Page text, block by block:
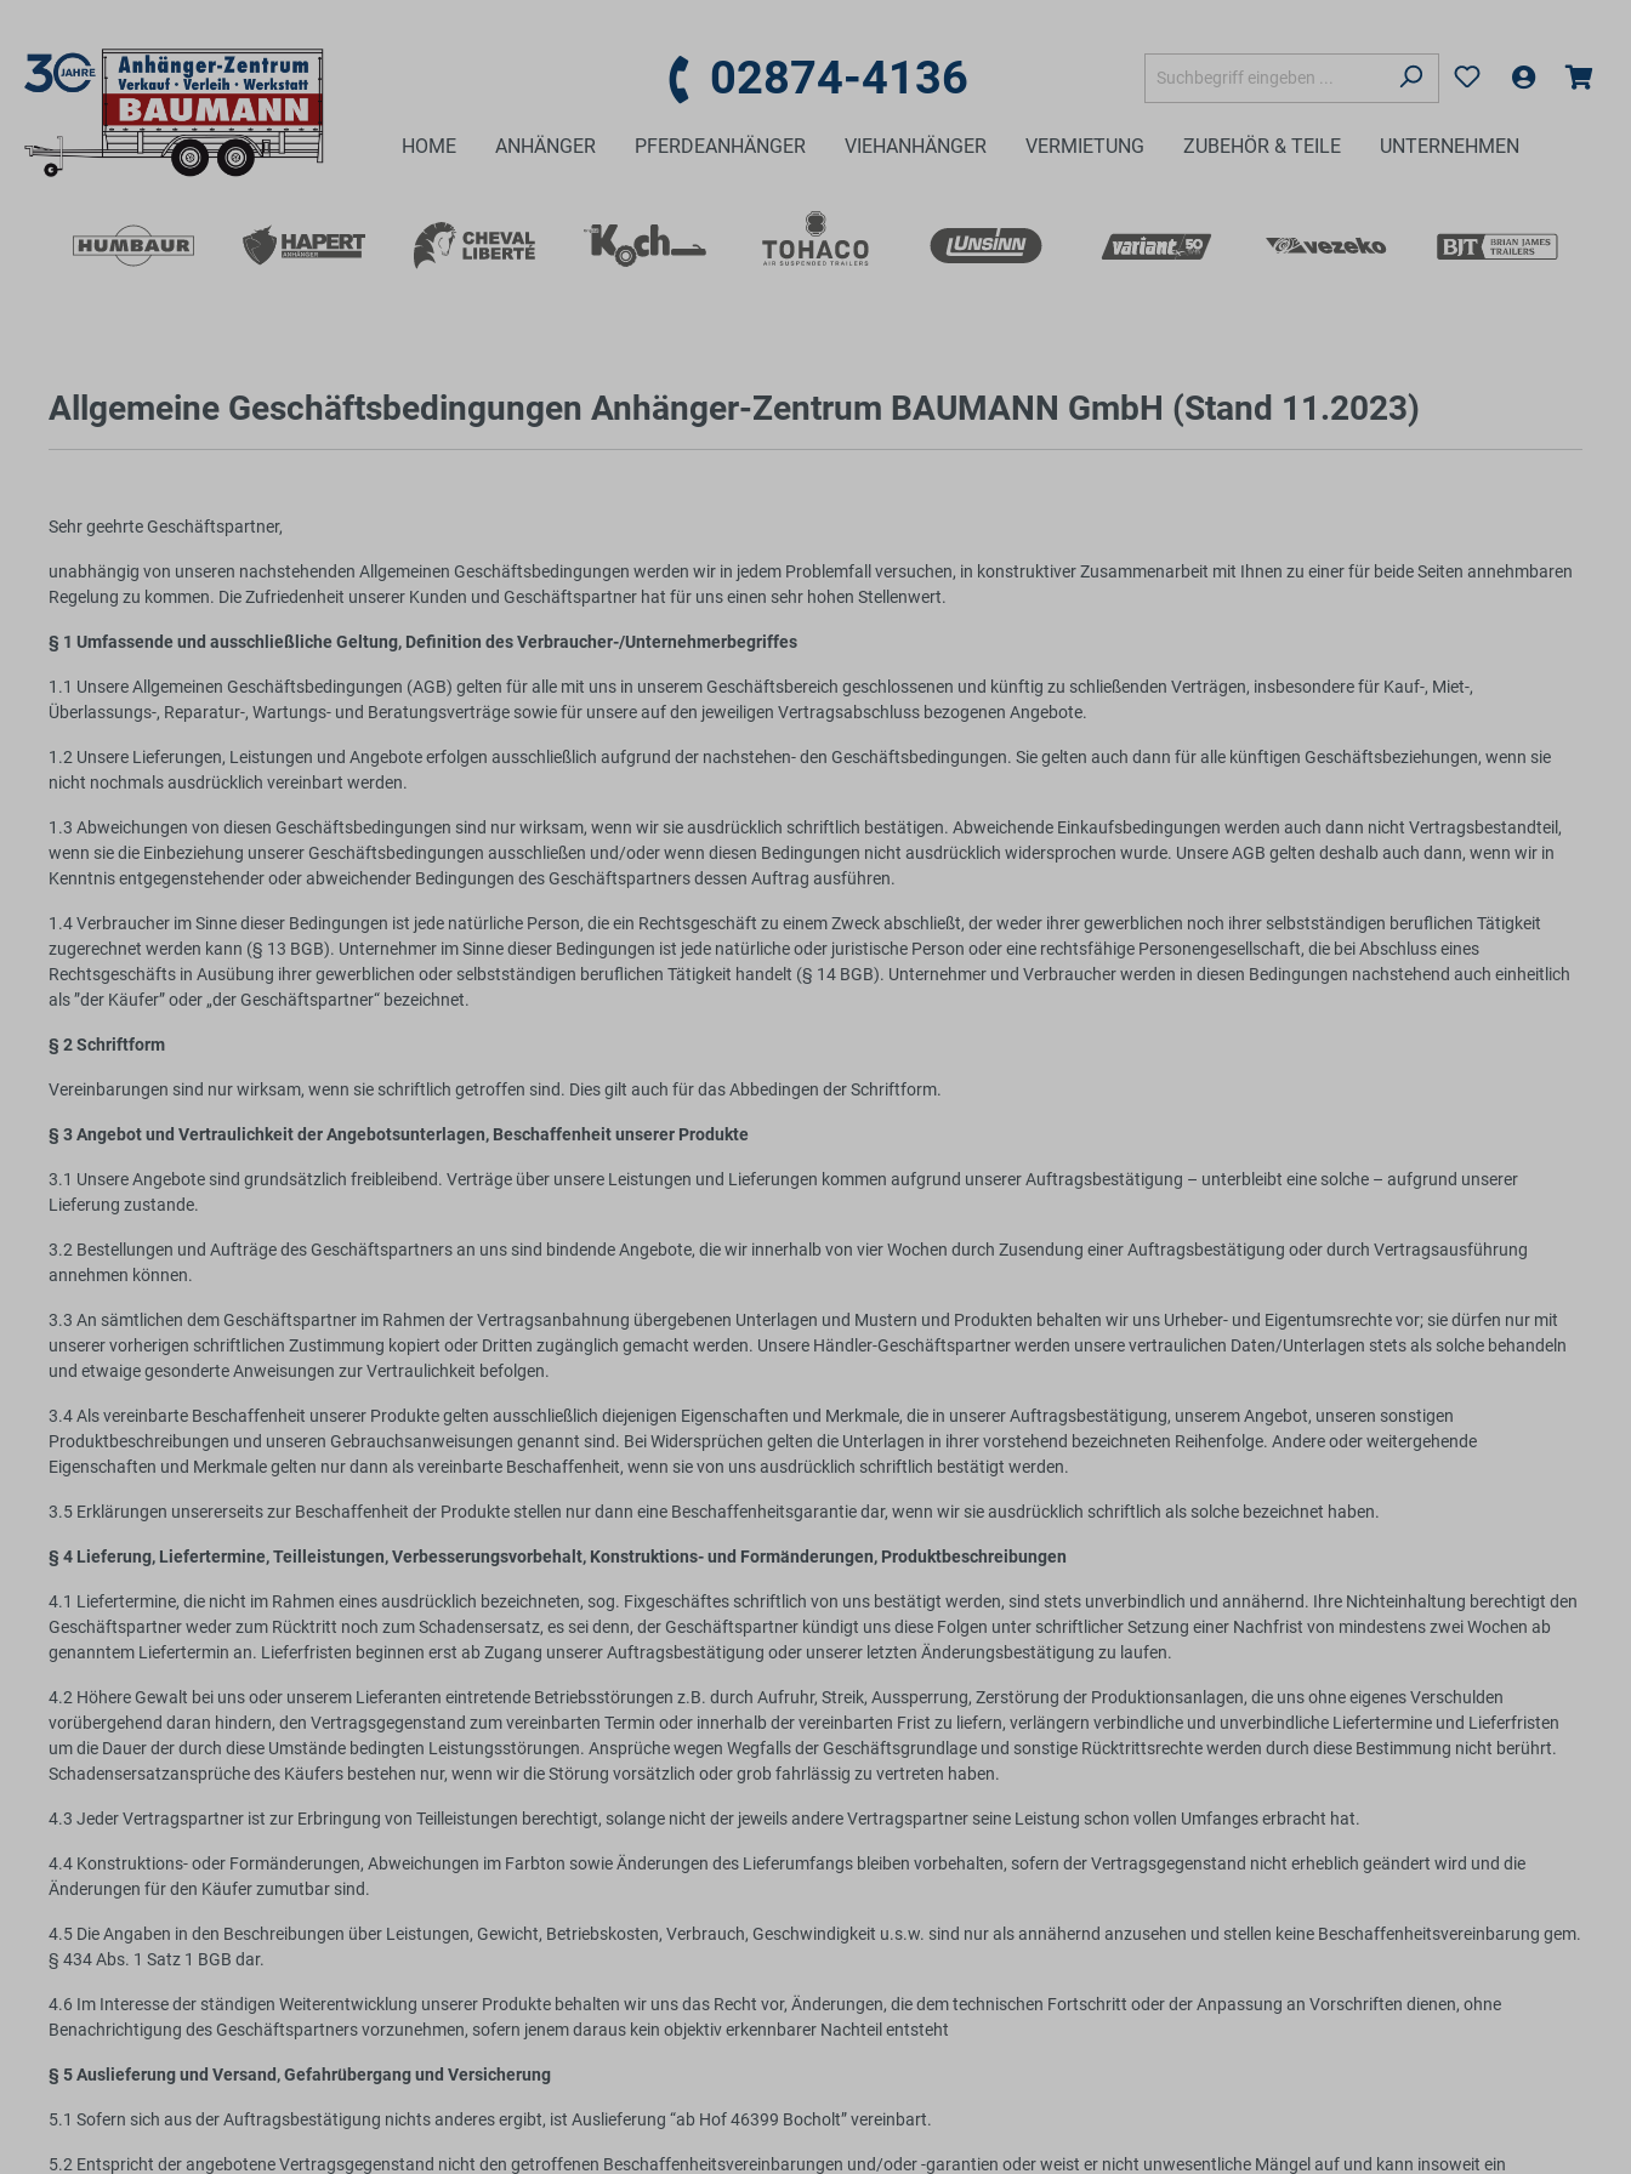
02874-4136
HOME ANHÄNGER PFERDEANHÄNGER VIEHANHÄNGER VERMIETUNG ZUBEHÖR & TEILE UNTERNEHMEN
Allgemeine Geschäftsbedingungen Anhänger-Zentrum BAUMANN GmbH (Stand 11.2023)
Sehr geehrte Geschäftspartner,
unabhängig von unseren nachstehenden Allgemeinen Geschäftsbedingungen werden wir in jedem Problemfall versuchen, in konstruktiver Zusammenarbeit mit Ihnen zu einer für beide Seiten annehmbaren
Regelung zu kommen. Die Zufriedenheit unserer Kunden und Geschäftspartner hat für uns einen sehr hohen Stellenwert.
§ 1 Umfassende und ausschließliche Geltung, Definition des Verbraucher-/Unternehmerbegriffes
1.1 Unsere Allgemeinen Geschäftsbedingungen (AGB) gelten für alle mit uns in unserem Geschäftsbereich geschlossenen und künftig zu schließenden Verträgen, insbesondere für Kauf-, Miet-,
Überlassungs-, Reparatur-, Wartungs- und Beratungsverträge sowie für unsere auf den jeweiligen Vertragsabschluss bezogenen Angebote.
1.2 Unsere Lieferungen, Leistungen und Angebote erfolgen ausschließlich aufgrund der nachstehen- den Geschäftsbedingungen. Sie gelten auch dann für alle künftigen Geschäftsbeziehungen, wenn sie
nicht nochmals ausdrücklich vereinbart werden.
1.3 Abweichungen von diesen Geschäftsbedingungen sind nur wirksam, wenn wir sie ausdrücklich schriftlich bestätigen. Abweichende Einkaufsbedingungen werden auch dann nicht Vertragsbestandteil,
wenn sie die Einbeziehung unserer Geschäftsbedingungen ausschließen und/oder wenn diesen Bedingungen nicht ausdrücklich widersprochen wurde. Unsere AGB gelten deshalb auch dann, wenn wir in
Kenntnis entgegenstehender oder abweichender Bedingungen des Geschäftspartners dessen Auftrag ausführen.
1.4 Verbraucher im Sinne dieser Bedingungen ist jede natürliche Person, die ein Rechtsgeschäft zu einem Zweck abschließt, der weder ihrer gewerblichen noch ihrer selbstständigen beruflichen Tätigkeit
zugerechnet werden kann (§ 13 BGB). Unternehmer im Sinne dieser Bedingungen ist jede natürliche oder juristische Person oder eine rechtsfähige Personengesellschaft, die bei Abschluss eines
Rechtsgeschäfts in Ausübung ihrer gewerblichen oder selbstständigen beruflichen Tätigkeit handelt (§ 14 BGB). Unternehmer und Verbraucher werden in diesen Bedingungen nachstehend auch einheitlich
als ”der Käufer” oder „der Geschäftspartner“ bezeichnet.
§ 2 Schriftform
Vereinbarungen sind nur wirksam, wenn sie schriftlich getroffen sind. Dies gilt auch für das Abbedingen der Schriftform.
§ 3 Angebot und Vertraulichkeit der Angebotsunterlagen, Beschaffenheit unserer Produkte
3.1 Unsere Angebote sind grundsätzlich freibleibend. Verträge über unsere Leistungen und Lieferungen kommen aufgrund unserer Auftragsbestätigung – unterbleibt eine solche – aufgrund unserer
Lieferung zustande.
3.2 Bestellungen und Aufträge des Geschäftspartners an uns sind bindende Angebote, die wir innerhalb von vier Wochen durch Zusendung einer Auftragsbestätigung oder durch Vertragsausführung
annehmen können.
3.3 An sämtlichen dem Geschäftspartner im Rahmen der Vertragsanbahnung übergebenen Unterlagen und Mustern und Produkten behalten wir uns Urheber- und Eigentumsrechte vor; sie dürfen nur mit
unserer vorherigen schriftlichen Zustimmung kopiert oder Dritten zugänglich gemacht werden. Unsere Händler-Geschäftspartner werden unsere vertraulichen Daten/Unterlagen stets als solche behandeln
und etwaige gesonderte Anweisungen zur Vertraulichkeit befolgen.
3.4 Als vereinbarte Beschaffenheit unserer Produkte gelten ausschließlich diejenigen Eigenschaften und Merkmale, die in unserer Auftragsbestätigung, unserem Angebot, unseren sonstigen
Produktbeschreibungen und unseren Gebrauchsanweisungen genannt sind. Bei Widersprüchen gelten die Unterlagen in ihrer vorstehend bezeichneten Reihenfolge. Andere oder weitergehende
Eigenschaften und Merkmale gelten nur dann als vereinbarte Beschaffenheit, wenn sie von uns ausdrücklich schriftlich bestätigt werden.
3.5 Erklärungen unsererseits zur Beschaffenheit der Produkte stellen nur dann eine Beschaffenheitsgarantie dar, wenn wir sie ausdrücklich schriftlich als solche bezeichnet haben.
§ 4 Lieferung, Liefertermine, Teilleistungen, Verbesserungsvorbehalt, Konstruktions- und Formänderungen, Produktbeschreibungen
4.1 Liefertermine, die nicht im Rahmen eines ausdrücklich bezeichneten, sog. Fixgeschäftes schriftlich von uns bestätigt werden, sind stets unverbindlich und annähernd. Ihre Nichteinhaltung berechtigt den
Geschäftspartner weder zum Rücktritt noch zum Schadensersatz, es sei denn, der Geschäftspartner kündigt uns diese Folgen unter schriftlicher Setzung einer Nachfrist von mindestens zwei Wochen ab
genanntem Liefertermin an. Lieferfristen beginnen erst ab Zugang unserer Auftragsbestätigung oder unserer letzten Änderungsbestätigung zu laufen.
4.2 Höhere Gewalt bei uns oder unserem Lieferanten eintretende Betriebsstörungen z.B. durch Aufruhr, Streik, Aussperrung, Zerstörung der Produktionsanlagen, die uns ohne eigenes Verschulden
vorübergehend daran hindern, den Vertragsgegenstand zum vereinbarten Termin oder innerhalb der vereinbarten Frist zu liefern, verlängern verbindliche und unverbindliche Liefertermine und Lieferfristen
um die Dauer der durch diese Umstände bedingten Leistungsstörungen. Ansprüche wegen Wegfalls der Geschäftsgrundlage und sonstige Rücktrittsrechte werden durch diese Bestimmung nicht berührt.
Schadensersatzansprüche des Käufers bestehen nur, wenn wir die Störung vorsätzlich oder grob fahrlässig zu vertreten haben.
4.3 Jeder Vertragspartner ist zur Erbringung von Teilleistungen berechtigt, solange nicht der jeweils andere Vertragspartner seine Leistung schon vollen Umfanges erbracht hat.
4.4 Konstruktions- oder Formänderungen, Abweichungen im Farbton sowie Änderungen des Lieferumfangs bleiben vorbehalten, sofern der Vertragsgegenstand nicht erheblich geändert wird und die
Änderungen für den Käufer zumutbar sind.
4.5 Die Angaben in den Beschreibungen über Leistungen, Gewicht, Betriebskosten, Verbrauch, Geschwindigkeit u.s.w. sind nur als annähernd anzusehen und stellen keine Beschaffenheitsvereinbarung gem.
§ 434 Abs. 1 Satz 1 BGB dar.
4.6 Im Interesse der ständigen Weiterentwicklung unserer Produkte behalten wir uns das Recht vor, Änderungen, die dem technischen Fortschritt oder der Anpassung an Vorschriften dienen, ohne
Benachrichtigung des Geschäftspartners vorzunehmen, sofern jenem daraus kein objektiv erkennbarer Nachteil entsteht
§ 5 Auslieferung und Versand, Gefahrübergang und Versicherung
5.1 Sofern sich aus der Auftragsbestätigung nichts anderes ergibt, ist Auslieferung “ab Hof 46399 Bocholt” vereinbart.
5.2 Entspricht der angebotene Vertragsgegenstand nicht den getroffenen Beschaffenheitsvereinbarungen und/oder -garantien oder weist er nicht unwesentliche Mängel auf und kann insoweit ein